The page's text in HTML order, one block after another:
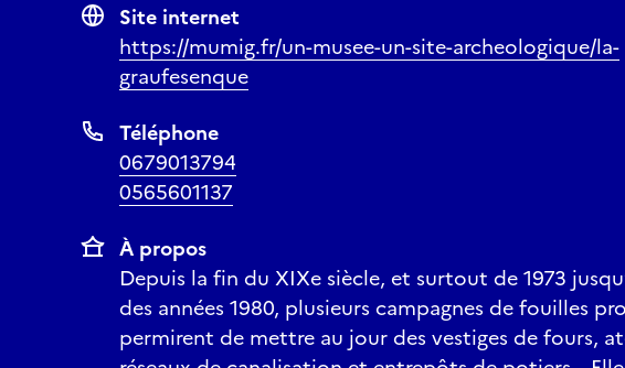
Site internet
https://mumig.fr/un-musee-un-site-archeologique/la-
graufesenque
Téléphone
0679013794
0565601137
À propos
Depuis la fin du XIXe siècle, et surtout de 1973
des années 1980, plusieurs campagnes de fouilles
permirent de mettre au jour des vestiges de fours,